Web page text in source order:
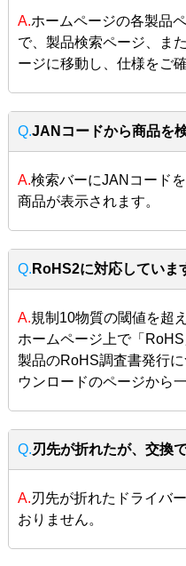
A.ホームページの各製品
で、製品検索ページ、ま
ージに移動し、仕様をご
Q.JANコードから商品を
A.検索バーにJANコード
商品が表示されます。
Q. RoHS2に対応していま
A.規制10物質の閾値を超
ホームページ上で「
製品のRoHS調査書発行
ウンロードのページから
Q.刃先が折れたが、交換
A.刃先が折れたドライバ
おりません。